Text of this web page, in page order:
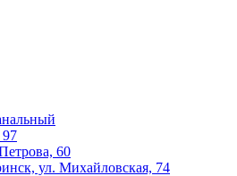
60
ул. Михайловская, 74